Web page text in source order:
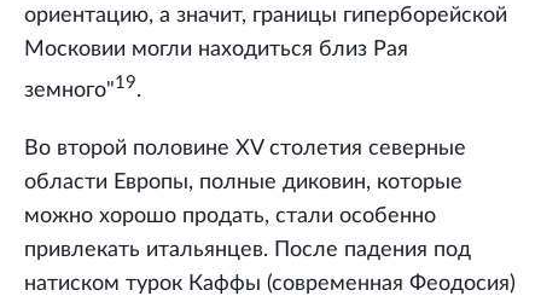
ориентацию, а значит, границы гиперборейской
Московии могли находиться близ Рая
земного"19.
Во второй половине XV столетия северные
области Европы, полные диковин, которые
можно хорошо продать, стали особенно
привлекать итальянцев. После падения под
натиском турок Каффы (современная Феодосия)